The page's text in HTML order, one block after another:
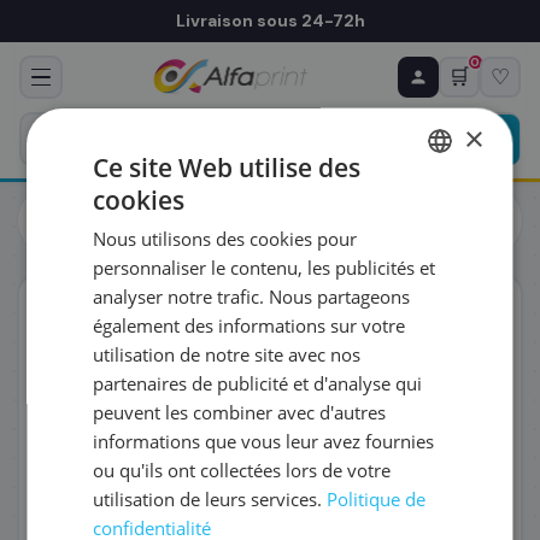
Livraison sous 24-72h
🛒
0
♡
Toners
Canon
ORIGINAL
♻ COMMANDE RÉCURRENTE
Prévoyez & économisez
Programmez votre prochain achat — notre équipe
vous prépare un devis personnalisé
RÉFÉRENCE DU PRODUIT
FRÉQUENCE
QUANTITÉ PAR LIVRAISON
DATE DE PREMIÈRE LIVRAISON SOUHAITÉE
×
Ce site Web utilise des
cookies
Nous utilisons des cookies pour
personnaliser le contenu, les publicités et
analyser notre trafic. Nous partageons
également des informations sur votre
utilisation de notre site avec nos
partenaires de publicité et d'analyse qui
peuvent les combiner avec d'autres
informations que vous leur avez fournies
ou qu'ils ont collectées lors de votre
utilisation de leurs services. Politique de
confidentialité